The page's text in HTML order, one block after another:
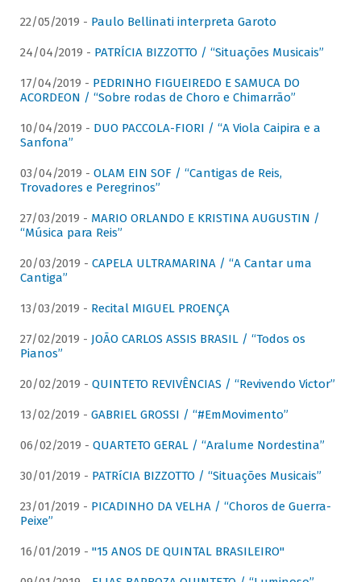
22/05/2019 - Paulo Bellinati interpreta Garoto
24/04/2019 - PATRÍCIA BIZZOTTO / “Situações Musicais”
17/04/2019 - PEDRINHO FIGUEIREDO E SAMUCA DO
ACORDEON / “Sobre rodas de Choro e Chimarrão”
10/04/2019 - DUO PACCOLA-FIORI / “A Viola Caipira e a
Sanfona”
03/04/2019 - OLAM EIN SOF / “Cantigas de Reis,
Trovadores e Peregrinos”
27/03/2019 - MARIO ORLANDO E KRISTINA AUGUSTIN /
“Música para Reis”
20/03/2019 - CAPELA ULTRAMARINA / “A Cantar uma
Cantiga”
13/03/2019 - Recital MIGUEL PROENÇA
27/02/2019 - JOÃO CARLOS ASSIS BRASIL / “Todos os
Pianos”
20/02/2019 - QUINTETO REVIVÊNCIAS / “Revivendo Victor”
13/02/2019 - GABRIEL GROSSI / “#EmMovimento”
06/02/2019 - QUARTETO GERAL / “Aralume Nordestina”
30/01/2019 - PATRíCIA BIZZOTTO / “Situações Musicais”
23/01/2019 - PICADINHO DA VELHA / “Choros de Guerra-
Peixe”
16/01/2019 - "15 ANOS DE QUINTAL BRASILEIRO"